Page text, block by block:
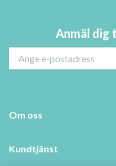
Anmäl dig
Om oss
Kundtjänst